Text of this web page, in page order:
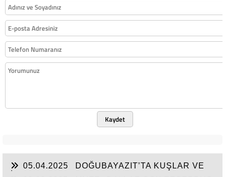
Kaydet
05.04.2025
DOĞUBAYAZIT’TA KUŞLAR VE